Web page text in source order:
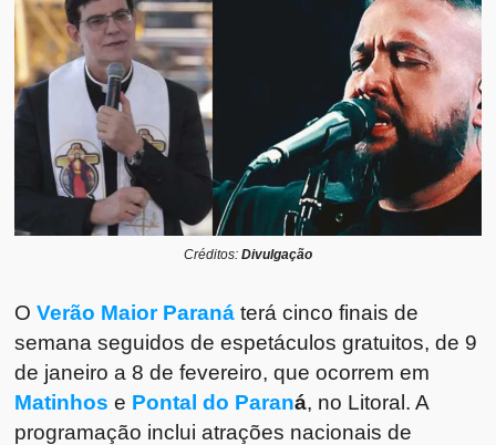
Créditos: Divulgação
OVerão Maior Paraná terá cinco finais de
semana seguidos de espetáculos gratuitos, de 9
de janeiro a 8 de fevereiro, que ocorrem em
Matinhose Pontal do Paraná, no Litoral. A
programação inclui atrações nacionais de